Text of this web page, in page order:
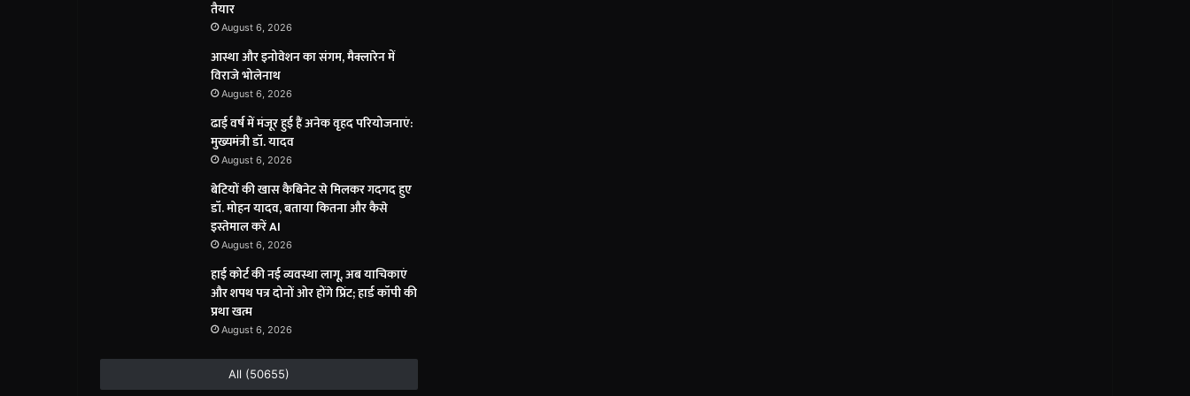
तैयार
August 6, 2026
आस्था और इनोवेशन का संगम, मैक्लारेन में
विराजे भोलेनाथ
August 6, 2026
ढाई वर्ष में मंजूर हुई हैं अनेक वृहद परियोजनाएं:
मुख्यमंत्री डॉ. यादव
August 6, 2026
बेटियों की खास कैबिनेट से मिलकर गदगद हुए
डॉ. मोहन यादव, बताया कितना और कैसे
इस्तेमाल करें AI
August 6, 2026
हाई कोर्ट की नई व्यवस्था लागू, अब याचिकाएं
और शपथ पत्र दोनों ओर होंगे प्रिंट; हार्ड कॉपी की
प्रथा खत्म
August 6, 2026
All (50655)